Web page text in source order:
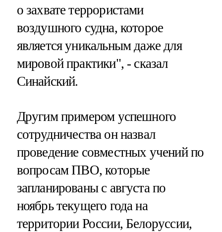
о захвате террористами
воздушного судна, которое
является уникальным даже для
мировой практики", - сказал
Синайский.
Другим примером успешного
сотрудничества он назвал
проведение совместных учений по
вопросам ПВО, которые
запланированы с августа по
ноябрь текущего года на
территории России, Белоруссии,